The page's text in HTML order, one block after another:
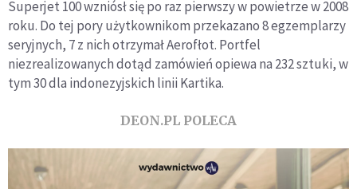
Superjet 100 wzniósł się po raz pierwszy w powietrze w 2008
roku. Do tej pory użytkownikom przekazano 8 egzemplarzy
seryjnych, 7 z nich otrzymał Aerofłot. Portfel
niezrealizowanych dotąd zamówień opiewa na 232 sztuki, w
tym 30 dla indonezyjskich linii Kartika.
DEON.PL POLECA